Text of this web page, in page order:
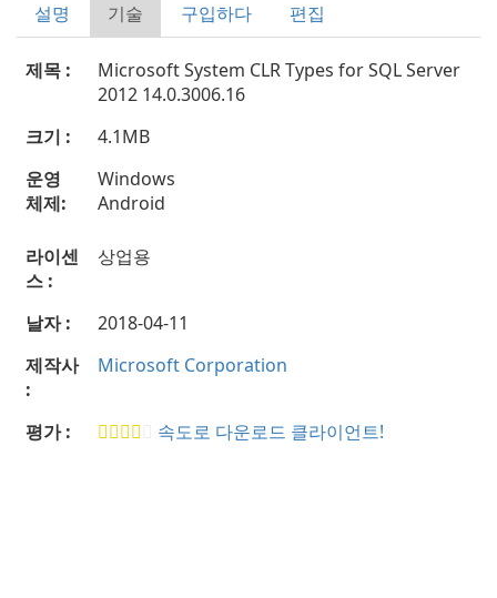
설명 기술 구입하다 편집
제목 :
Microsoft System CLR Types for SQL Server
2012 14.0.3006.16
크기 :
4.1MB
운영
체제:
Windows
Android
라이센
스 :
상업용
날자 :
2018-04-11
제작사
:
Microsoft Corporation
평가 : 속도로 다운로드 클라이언트!